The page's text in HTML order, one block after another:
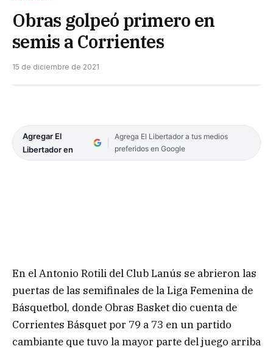
Obras golpeó primero en
semis a Corrientes
15 de diciembre de 2021
Agregar El
Libertador en
Agrega El Libertador a tus medios
preferidos en Google
En el Antonio Rotili del Club Lanús se abrieron las
puertas de las semifinales de la Liga Femenina de
Básquetbol, donde Obras Basket dio cuenta de
Corrientes Básquet por 79 a 73 en un partido
cambiante que tuvo la mayor parte del juego arriba